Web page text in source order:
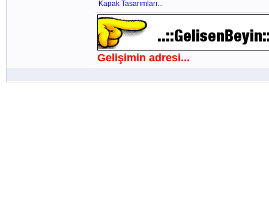
Kapak Tasarımları...
Gelişimin adresi...